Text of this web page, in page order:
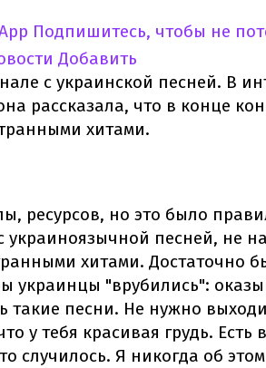
Подпишитесь, чтобы не
Добавить
с украинской песней. В
рассказала, что в конце
хитами.
ресурсов, но это было
украиноязычной песней, не
хитами. Достаточно
украинцы "врубились":
такие песни. Не нужно
у тебя красивая грудь. Есть
случилось. Я никогда об